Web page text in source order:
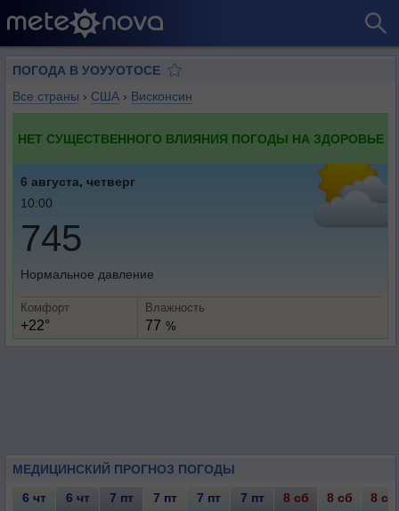
ПОГОДА В УОУУОТОСЕ
Все страны › США › Висконсин
НЕТ СУЩЕСТВЕННОГО ВЛИЯНИЯ ПОГОДЫ НА ЗДОРОВЬЕ
6 августа, четверг
10:00
745
Нормальное давление
Комфорт
+22°
Влажность
77 %
МЕДИЦИНСКИЙ ПРОГНОЗ ПОГОДЫ
6 чт 6 чт 7 пт 7 пт 7 пт 7 пт 8 сб 8 сб 8 сб